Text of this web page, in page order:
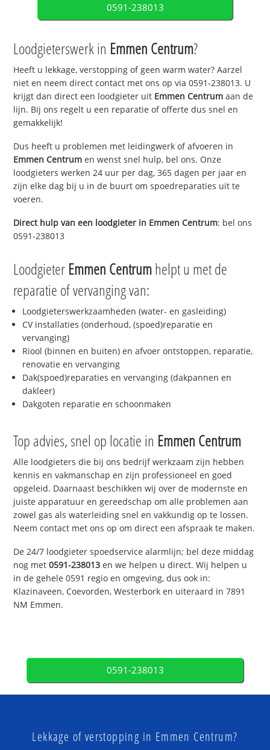
0591-238013
Loodgieterswerk in Emmen Centrum?
Heeft u lekkage, verstopping of geen warm water? Aarzel
niet en neem direct contact met ons op via 0591-238013. U
krijgt dan direct een loodgieter uit Emmen Centrum aan de
lijn. Bij ons regelt u een reparatie of offerte dus snel en
gemakkelijk!
Dus heeft u problemen met leidingwerk of afvoeren in
Emmen Centrum en wenst snel hulp, bel ons. Onze
loodgieters werken 24 uur per dag, 365 dagen per jaar en
zijn elke dag bij u in de buurt om spoedreparaties uit te
voeren.
Direct hulp van een loodgieter in Emmen Centrum: bel ons
0591-238013
Loodgieter Emmen Centrumhelpt u met de
reparatie of vervanging van:
Loodgieterswerkzaamheden (water- en gasleiding)
CV installaties (onderhoud, (spoed)reparatie en
vervanging)
Riool (binnen en buiten) en afvoer ontstoppen, reparatie,
renovatie en vervanging
Dak(spoed)reparaties en vervanging (dakpannen en
dakleer)
Dakgoten reparatie en schoonmaken
Top advies, snel op locatie in Emmen Centrum
Alle loodgieters die bij ons bedrijf werkzaam zijn hebben
kennis en vakmanschap en zijn professioneel en goed
opgeleid. Daarnaast beschikken wij over de modernste en
juiste apparatuur en gereedschap om alle problemen aan
zowel gas als waterleiding snel en vakkundig op te lossen.
Neem contact met ons op om direct een afspraak te maken.
De 24/7 loodgieter spoedservice alarmlijn; bel deze middag
nog met0591-238013 en we helpen u direct. Wij helpen u
in de gehele 0591 regio en omgeving, dus ook in:
Klazinaveen, Coevorden, Westerbork en uiteraard in 7891
NM Emmen.
0591-238013
Lekkage of verstopping in Emmen Centrum?